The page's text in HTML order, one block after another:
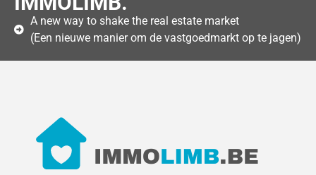
A new way to shake the real estate market
(Een nieuwe manier om de vastgoedmarkt op te jagen)